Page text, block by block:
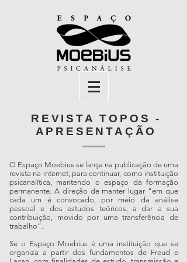
REVISTA TOPOS -
APRESENTAÇÃO
O Espaço Moebius se lança na publicação de uma
revista na internet, para continuar, como instituição
psicanalítica, mantendo o espaço da formação
permanente. A direção de manter lugar "em que
cada um é convocado, por meio da análise
pessoal e dos estudos teóricos, a dar a sua
contribuição, movido por uma transferência de
trabalho”.
Se o Espaço Moebius é uma instituição que se
organiza a partir dos fundamentos de Freud e